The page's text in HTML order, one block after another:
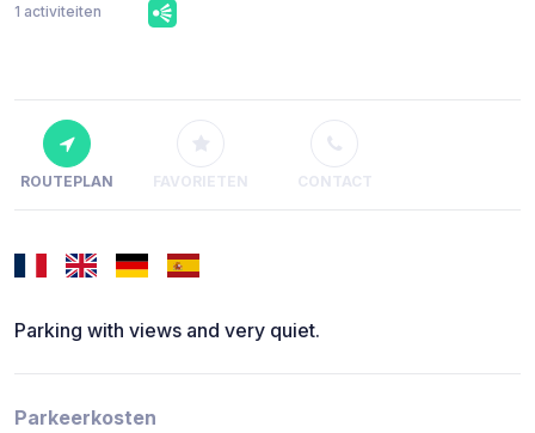
1 activiteiten
ROUTEPLAN FAVORIETEN CONTACT
Parking with views and very quiet.
Parkeerkosten